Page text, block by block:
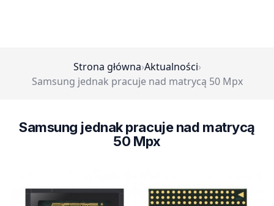
Strona główna›Aktualności›
Samsung jednak pracuje nad matrycą 50 Mpx
Samsung jednak pracuje nad matrycą
50 Mpx